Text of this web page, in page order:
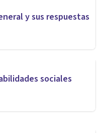
y sus respuestas
sociales
sobre la